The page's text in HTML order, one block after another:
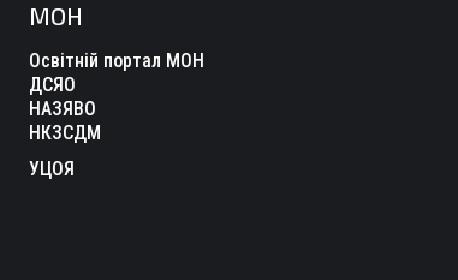
МОН
Освітній портал МОН
ДСЯО
НАЗЯВО
НКЗСДМ
УЦОЯ